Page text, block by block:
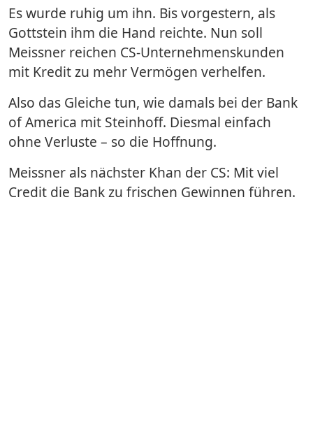
Es wurde ruhig um ihn. Bis vorgestern, als
Gottstein ihm die Hand reichte. Nun soll
Meissner reichen CS-Unternehmenskunden
mit Kredit zu mehr Vermögen verhelfen.
Also das Gleiche tun, wie damals bei der Bank
of America mit Steinhoff. Diesmal einfach
ohne Verluste – so die Hoffnung.
Meissner als nächster Khan der CS: Mit viel
Credit die Bank zu frischen Gewinnen führen.